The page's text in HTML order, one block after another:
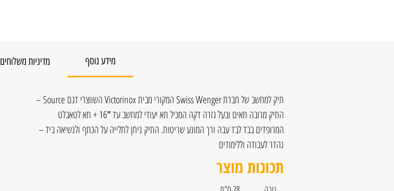
מידע נוסף מדיניות משלוחים
תיק למחשב של חברת Swiss Wenger המקורי מבית Victorinox השווצרי דגם Source –
התיק מרובה תאים ובעל גזרה דקה המכיל תא יעודי למחשב עד 16″ + תא לטאבלט
המרופדים בבד לבד עבה ורך המונע שריטות. התיק ניתן לתלייה על הכתף ולנשיאה ביד –
נהדר לעבודה וללימודים
תכונות מוצר